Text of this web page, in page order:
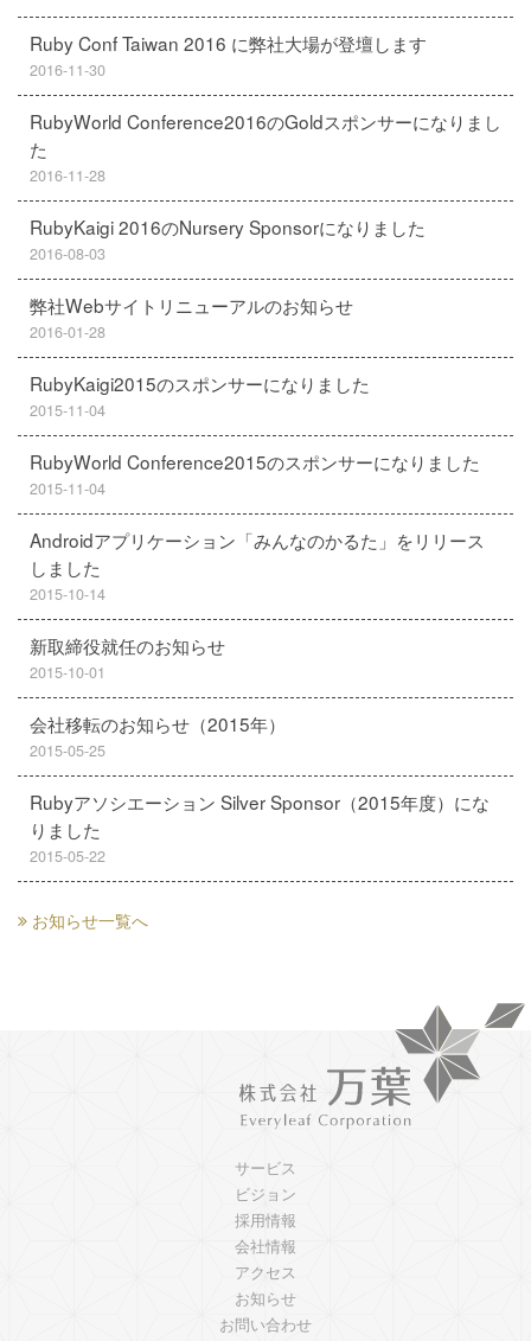
Ruby Conf Taiwan 2016 に弊社大場が登壇します
2016-11-30
RubyWorld Conference2016のGoldスポンサーになりまし
た
2016-11-28
RubyKaigi 2016のNursery Sponsorになりました
2016-08-03
弊社Webサイトリニューアルのお知らせ
2016-01-28
RubyKaigi2015のスポンサーになりました
2015-11-04
RubyWorld Conference2015のスポンサーになりました
2015-11-04
Androidアプリケーション「みんなのかるた」をリリース
しました
2015-10-14
新取締役就任のお知らせ
2015-10-01
会社移転のお知らせ（2015年）
2015-05-25
Rubyアソシエーション Silver Sponsor（2015年度）にな
りました
2015-05-22
お知らせ一覧へ
サービス
ビジョン
採用情報
会社情報
アクセス
お知らせ
お問い合わせ